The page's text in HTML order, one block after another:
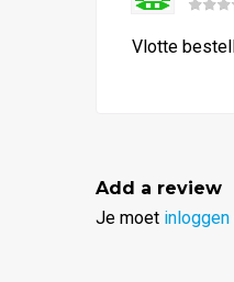
5uit 5
Vlotte
Add a review
Je moet inloggen